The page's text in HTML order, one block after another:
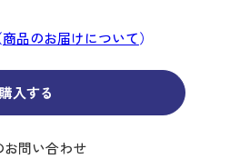
商品のお届けについて）
購入する
お問い合わせ